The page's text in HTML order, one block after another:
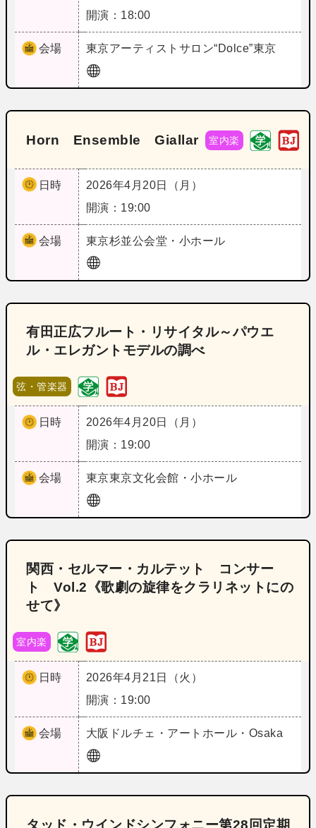
開演：18:00
会場 東京アーティストサロン“Dolce”東京
Horn Ensemble Giallar 室内楽
日時
2026年4月20日（月）
開演：19:00
会場 東京杉並公会堂・小ホール
有田正広フルート・リサイタル～パウエ
ル・エレガントモデルの調べ
弦・管楽器
日時
2026年4月20日（月）
開演：19:00
会場 東京東京文化会館・小ホール
関西・セルマー・カルテット コンサー
ト Vol.2《歌劇の旋律をクラリネットにの
せて》
室内楽
日時
2026年4月21日（火）
開演：19:00
会場 大阪 ドルチェ・アートホール・Osaka
タッド・ウインドシンフォニー第28回定期